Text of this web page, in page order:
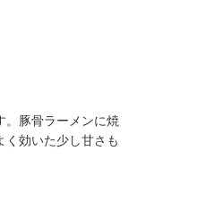
。豚骨ラーメンに焼
く効いた少し甘さも